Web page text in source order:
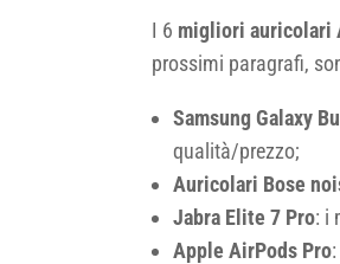
I 6 migliori auricolari
prossimi paragrafi,
Samsung Galaxy
qualità/prezzo;
Auricolari Bose
Jabra Elite 7 Pro: i
Apple AirPods Pro